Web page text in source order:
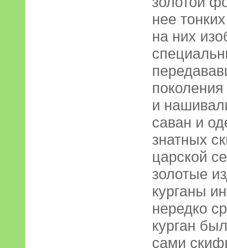
нее
на них
и
саван и
знатных
царской
золотые
курганы
нередко
курган
сами